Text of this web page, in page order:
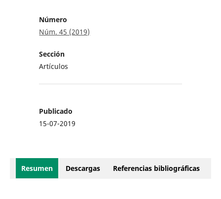
Número
Núm. 45 (2019)
Sección
Artículos
Publicado
15-07-2019
Resumen Descargas Referencias bibliográficas